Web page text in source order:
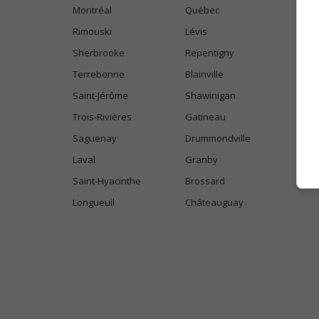
Montréal
Québec
Rimouski
Lévis
Sherbrooke
Repentigny
Terrebonne
Blainville
Saint-Jérôme
Shawinigan
Trois-Rivières
Gatineau
Saguenay
Drummondville
Laval
Granby
Saint-Hyacinthe
Brossard
Longueuil
Châteauguay